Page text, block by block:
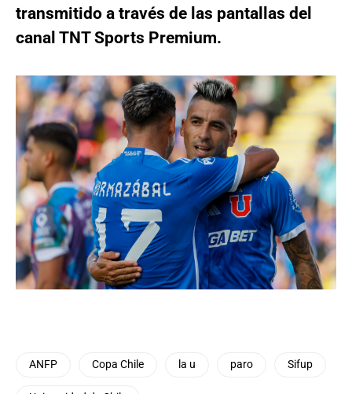
transmitido a través de las pantallas del
canal TNT Sports Premium.
ANFP Copa Chile la u paro Sifup